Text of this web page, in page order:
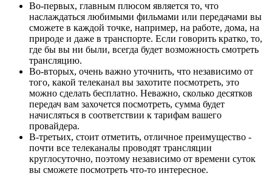
Во-первых, главным плюсом является то, что
наслаждаться любимыми фильмами или передачами вы
сможете в каждой точке, например, на работе, дома, на
природе и даже в транспорте. Если говорить кратко, то,
где бы вы ни были, всегда будет возможность смотреть
трансляцию.
Во-вторых, очень важно уточнить, что независимо от
того, какой телеканал вы захотите посмотреть, это
можно сделать бесплатно. Неважно, сколько десятков
передач вам захочется посмотреть, сумма будет
начисляться в соответствии к тарифам вашего
провайдера.
В-третьих, стоит отметить, отличное преимущество -
почти все телеканалы проводят трансляции
круглосуточно, поэтому независимо от времени суток
вы сможете посмотреть что-то интересное.